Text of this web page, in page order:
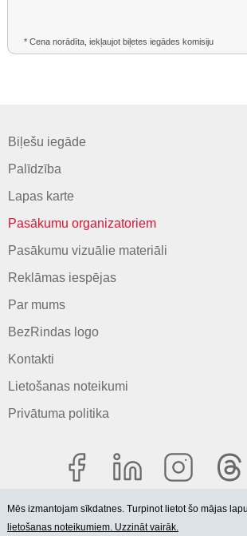
* Cena norādīta, iekļaujot biļetes iegādes komisiju
Biļešu iegāde
Palīdzība
Lapas karte
Pasākumu organizatoriem
Pasākumu vizuālie materiāli
Reklāmas iespējas
Par mums
BezRindas logo
Kontakti
Lietošanas noteikumi
Privātuma politika
Mēs izmantojam sīkdatnes. Turpinot lietot šo mājas
lietošanas noteikumiem. Uzzināt vairāk.